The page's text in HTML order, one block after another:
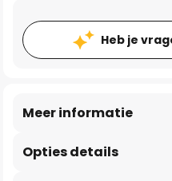
Heb je
Opties details
Meer informatie